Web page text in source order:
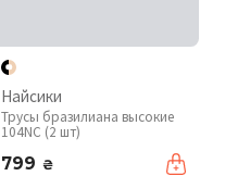
Найсики
Трусы бразилиана высокие
104NC (2 шт)
799 ₴